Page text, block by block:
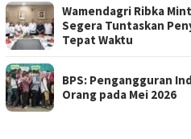
Wamendagri Ribka
Segera Tuntaskan
Tepat Waktu
BPS: Pengangguran
Orang pada Mei 2026